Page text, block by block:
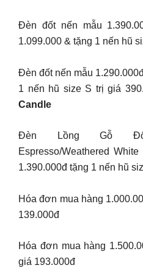
Đèn đốt nến mẫu
1.099.000 & tặng 1 nến hũ
Đèn đốt nến mẫu
1 nến hũ size S trị giá
Candle
Đèn Lồng Gỗ Đốt
Espresso/Weathered
1.390.000đ tặng 1 nến hũ
Hóa đơn mua hàng
139.000đ
Hóa đơn mua hàng
giá 193.000đ